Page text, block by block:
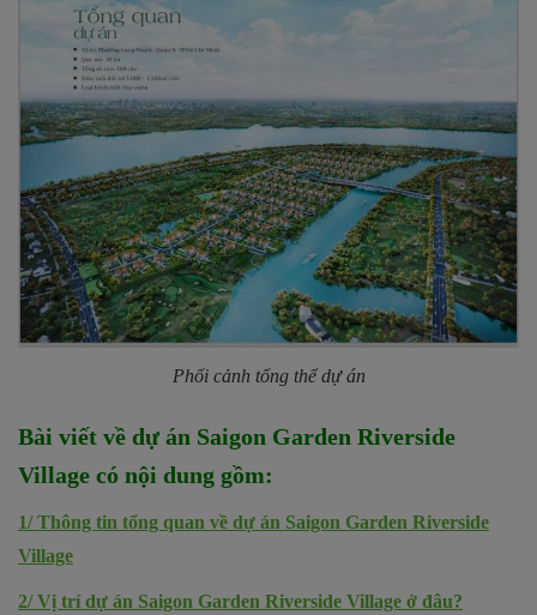
Phối cảnh tổng thể dự án
Bài viết về dự án Saigon Garden Riverside
Village có nội dung gồm:
1/Thông tin tổng quan về dự án Saigon Garden Riverside
Village
2/Vị trí dự án Saigon Garden Riverside Village ở đâu?